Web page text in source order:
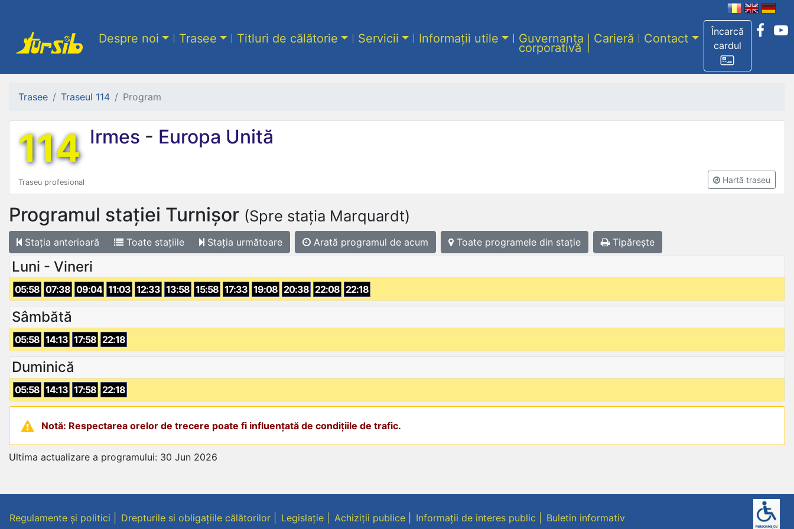
Încarcă
cardul
Despre noi Trasee Titluri de călătorie Servicii Informații utile Guvernanța
corporativă
Carieră Contact
Trasee Traseul 114 Program
114 Irmes - Europa Unită
Traseu profesional Hartă traseu
Programul stației Turnișor (Spre stația Marquardt)
Stația anterioară Toate stațiile Stația următoare Arată programul de acum Toate programele din stație Tipărește
Luni - Vineri
05:58 07:38 09:04 11:03 12:33 13:58 15:58 17:33 19:08 20:38 22:08 22:18
Sâmbătă
05:58 14:13 17:58 22:18
Duminică
05:58 14:13 17:58 22:18
Notă: Respectarea orelor de trecere poate fi influențată de condițiile de trafic.
Ultima actualizare a programului: 30 Jun 2026
Regulamente și politici Drepturile si obligațiile călătorilor Legislație Achiziții publice Informații de interes public Buletin informativ